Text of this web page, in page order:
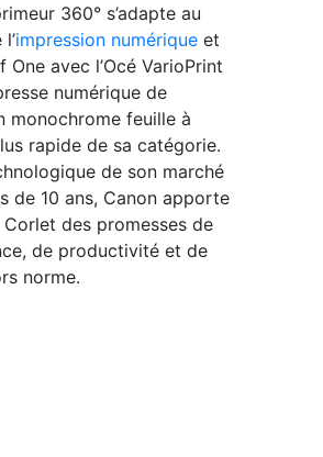
360° s’adapte au
impression numérique et
One avec l’Océ VarioPrint
numérique de
monochrome feuille à
rapide de sa catégorie.
de son marché
de 10 ans, Canon apporte
des promesses de
de productivité et de
norme.